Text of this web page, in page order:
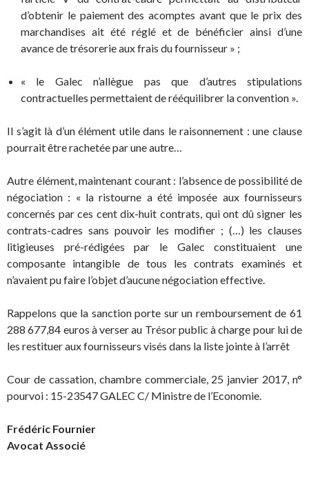
d’obtenir le paiement des acomptes avant que le prix des
marchandises ait été réglé et de bénéficier ainsi d’une
avance de trésorerie aux frais du fournisseur » ;
« le Galec n’allègue pas que d’autres stipulations
contractuelles permettaient de rééquilibrer la convention ».
Il s’agit là d’un élément utile dans le raisonnement : une clause
pourrait être rachetée par une autre…
Autre élément, maintenant courant : l’absence de possibilité de
négociation : « la ristourne a été imposée aux fournisseurs
concernés par ces cent dix-huit contrats, qui ont dû signer les
contrats-cadres sans pouvoir les modifier ; (…) les clauses
litigieuses pré-rédigées par le Galec constituaient une
composante intangible de tous les contrats examinés et
n’avaient pu faire l’objet d’aucune négociation effective.
Rappelons que la sanction porte sur un remboursement de 61
288 677,84 euros à verser au Trésor public à charge pour lui de
les restituer aux fournisseurs visés dans la liste jointe à l’arrêt
Cour de cassation, chambre commerciale, 25 janvier 2017, n°
pourvoi : 15-23547 GALEC C/ Ministre de l’Economie.
Frédéric Fournier
Avocat Associé